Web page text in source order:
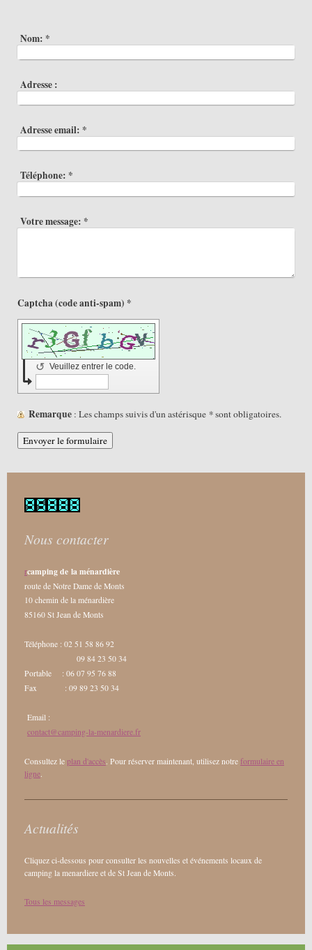
Nom: *
Adresse :
Adresse email: *
Téléphone: *
Votre message: *
Captcha (code anti-spam) *
Veuillez entrer le code.
↺
Remarque : Les champs suivis d'un astérisque *sont obligatoires.
Nous contacter
rcamping de la ménardière
route de Notre Dame de Monts
10 chemin de la ménardière
85160 St Jean de Monts
Téléphone : 02 51 58 86 92
09 84 23 50 34
Portable : 06 07 95 76 88
Fax : 09 89 23 50 34
Email :
contact@camping-la-menardiere.fr
Consultez le plan d'accès . Pour réserver maintenant, utilisez notre formulaire en
ligne
Actualités
Cliquez ci-dessous pour consulter les nouvelles et événements locaux de
camping la menardiere et de St Jean de Monts.
Tous les messages